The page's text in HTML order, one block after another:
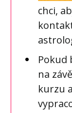
chci,
Pokud
na
kurzu